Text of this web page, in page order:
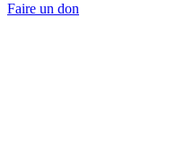
Faire un don